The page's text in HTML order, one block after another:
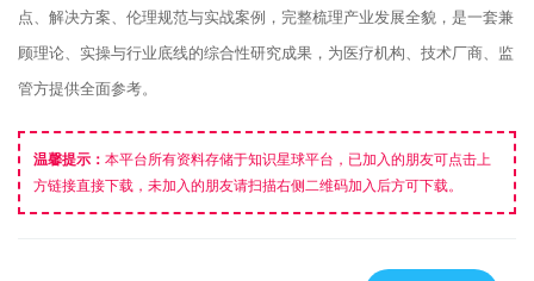
点、解决方案、伦理规范与实战案例，完整梳理产业发展全貌，是一套兼
顾理论、实操与行业底线的综合性研究成果，为医疗机构、技术厂商、监
管方提供全面参考。
温馨提示： 本平台所有资料存储于知识星球平台，已加入的朋友可点击上
方链接直接下载，未加入的朋友请扫描右侧二维码加入后方可下载。